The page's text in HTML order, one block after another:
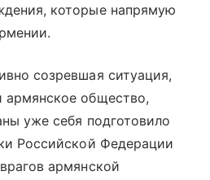
которые напрямую
созревшая ситуация,
общество,
уже себя подготовило
Российской Федерации
армянской